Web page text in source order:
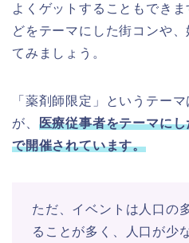
よくゲットすることもでき
どをテーマにした街コンや
てみましょう。
「薬剤師限定」というテー
が、 医療従事者をテーマに
で開催されています。
ただ、イベントは人口の
ることが多く、人口が少